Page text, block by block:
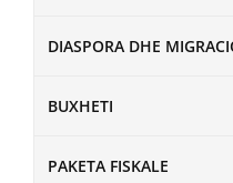
DIASPORA DHE
BUXHETI
PAKETA FISKALE